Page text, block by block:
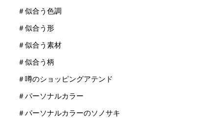
＃似合う色調
＃似合う形
＃似合う素材
＃似合う柄
＃噂のショッピングアテンド
＃パーソナルカラー
＃パーソナルカラーのソノサキ